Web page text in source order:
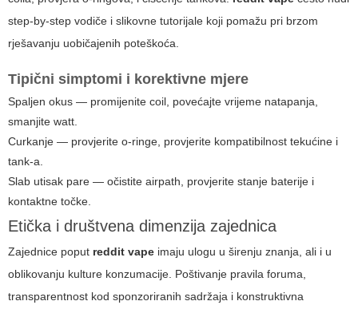
step-by-step vodiče i slikovne tutorijale koji pomažu pri brzom
rješavanju uobičajenih poteškoća.
Tipični simptomi i korektivne mjere
Spaljen okus — promijenite coil, povećajte vrijeme natapanja,
smanjite watt.
Curkanje — provjerite o-ringe, provjerite kompatibilnost tekućine i
tank-a.
Slab utisak pare — očistite airpath, provjerite stanje baterije i
kontaktne točke.
Etička i društvena dimenzija zajednica
Zajednice poput reddit vape imaju ulogu u širenju znanja, ali i u
oblikovanju kulture konzumacije. Poštivanje pravila foruma,
transparentnost kod sponzoriranih sadržaja i konstruktivna